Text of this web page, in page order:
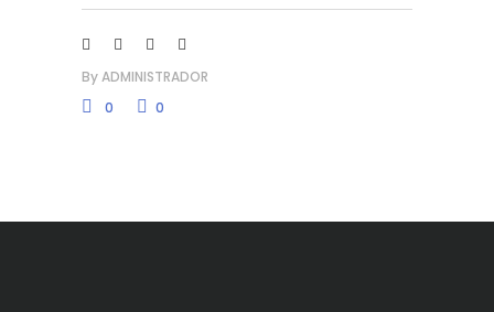
ByADMINISTRADOR
0
0